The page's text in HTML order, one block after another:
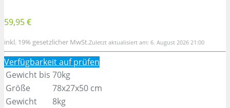
59,95 €
inkl. 19% gesetzlicher MwSt.Zuletzt aktualisiert am: 6. August 2026 21:00
Verfügbarkeit aufprüfen
Gewicht bis 70kg
Größe
78x27x50 cm
Gewicht
8kg